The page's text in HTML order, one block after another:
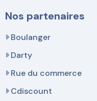
Nos partenaires
Boulanger
Darty
Rue du commerce
Cdiscount